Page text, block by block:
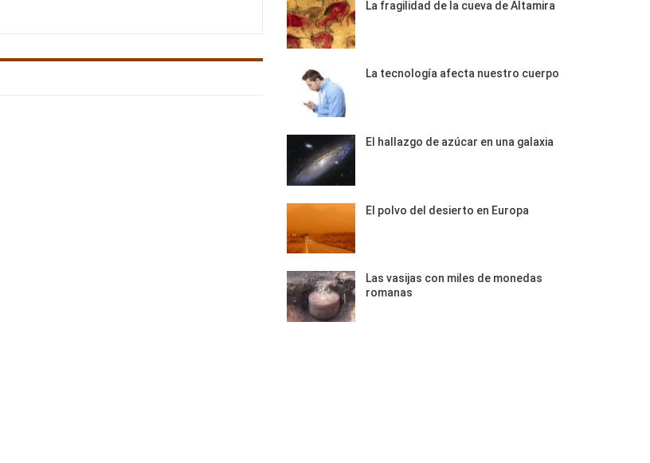
La fragilidad de la cueva de Altamira
La tecnología afecta nuestro cuerpo
El hallazgo de azúcar en una galaxia
El polvo del desierto en Europa
Las vasijas con miles de monedas
romanas